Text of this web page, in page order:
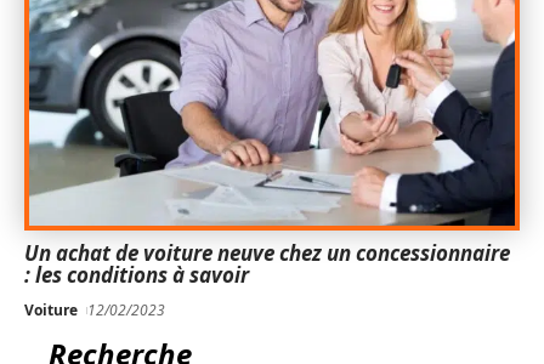
Un achat de voiture neuve chez un concessionnaire
: les conditions à savoir
Voiture 12/02/2023
Recherche